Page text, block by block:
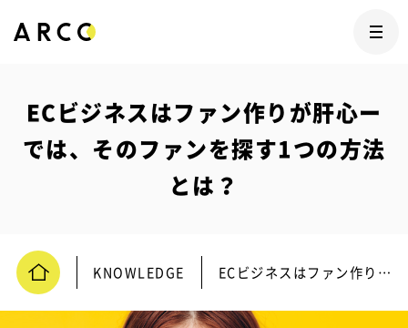
ECビジネスはファン作りが肝心ー
では、そのファンを探す1つの方法
とは？
KNOWLEDGE ECビジネスはファン作りが肝心ーでは、そのファンを探す1つの方法とは？